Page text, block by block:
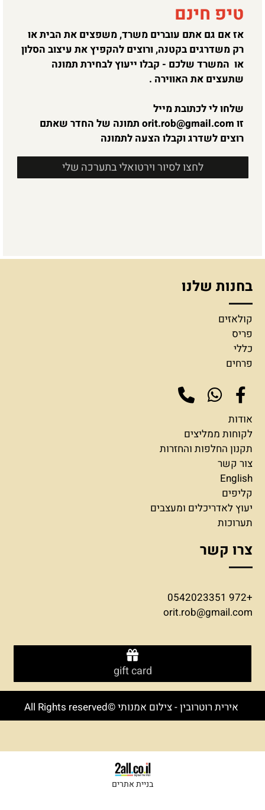
טיפ חינם
אז אם גם אתם עוברים משרד, משפצים את הבית או
רק משדרגים בקטנה, ורוצים להקפיץ את עיצוב הסלון
או המשרד שלכם - קבלו ייעוץ לבחירת תמונה
שתעצים את האווירה .
שלחו לי לכתובת מייל
זו orit.rob@gmail.com תמונה של החדר שאתם
רוצים לשדרג וקבלו הצעה לתמונה
לחצו לסיור וירטואלי בתערכה שלי
בחנות שלנו
קולאזים
פריס
כללי
פרחים
אודות
לקוחות ממליצים
תקנון החלפות והחזרות
צור קשר
English
קליפים
יעוץ לאדריכלים ומעצבים
תערוכות
צרו קשר
+972 0542023351
orit.rob@gmail.com
gift card
אירית רוטרובין - צילום אמנותי ©All Rights reserved
בניית אתרים